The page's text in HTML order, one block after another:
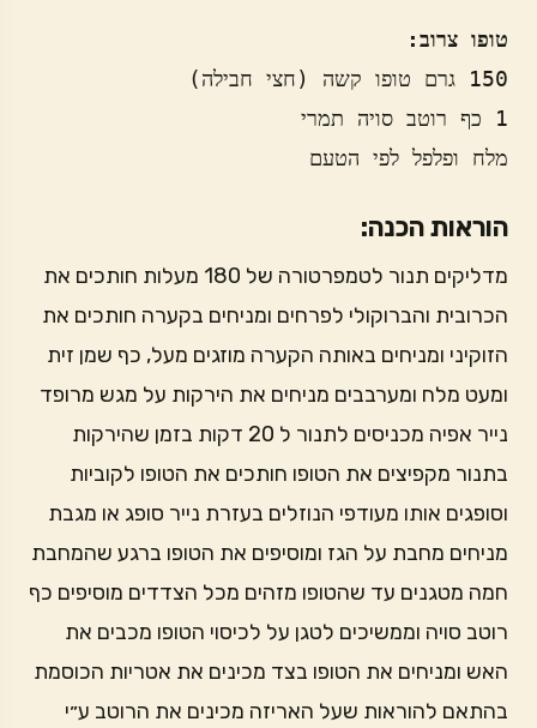
טופו צרוב:
מלח ופלפל לפי הטעם
הוראות הכנה:
מדליקים תנור לטמפרטורה של 180 מעלות חותכים את
הכרובית והברוקולי לפרחים ומניחים בקערה חותכים את
הזוקיני ומניחים באותה הקערה מוזגים מעל, כף שמן זית
ומעט מלח ומערבבים מניחים את הירקות על מגש מרופד
נייר אפיה מכניסים לתנור ל 20 דקות בזמן שהירקות
בתנור מקפיצים את הטופו חותכים את הטופו לקוביות
וסופגים אותו מעודפי הנוזלים בעזרת נייר סופג או מגבת
מניחים מחבת על הגז ומוסיפים את הטופו ברגע שהמחבת
חמה מטגנים עד שהטופו מזהים מכל הצדדים מוסיפים כף
רוטב סויה וממשיכים לטגן על לכיסוי הטופו מכבים את
האש ומניחים את הטופו בצד מכינים את אטריות הכוסמת
בהתאם להוראות שעל האריזה מכינים את הרוטב ע״י